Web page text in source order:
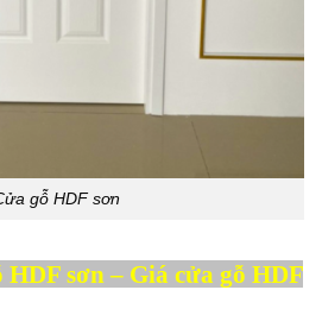
gỗ HDF sơn
HDF sơn – Giá cửa gỗ HDF